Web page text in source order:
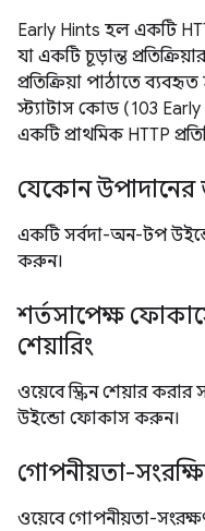
Early Hints হল একটি
যা একটি চূড়ান্ত
প্রতিক্রিয়া পাঠাতে
স্ট্যাটাস কোড (103 Early
একটি প্রাথমিক HTTP
যেকোন
একটি সর্বদা-অন-টপ
করুন।
শর্তসাপেক্ষ
শেয়ারিং
ওয়েবে স্ক্রিন শেয়ার
উইন্ডো ফোকাস করুন।
গোপনীয়তা-সংরক্ষিত
ওয়েবে গোপনীয়তা-